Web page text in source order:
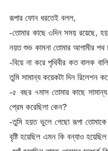
রূপার ফোন ধরতেই বলল,
-তোমার কাছে ৩দিন সময় রয়েছে, হয়
নয়ত শুভ কামনা তোমার আগামীর
-বিয়ে না করে পৃথিবীর কত বালক
তুমি সামান্য কয়েকটা দিন রিলেশন
-৫ বছর ৭মাস তোমার কাছে
প্রেম করেছিলা কেন?
-তুমি হয়ত ভুলে গেছো রূপা
বৃষ্টি হয়েছিল এমন কি বন্যাও